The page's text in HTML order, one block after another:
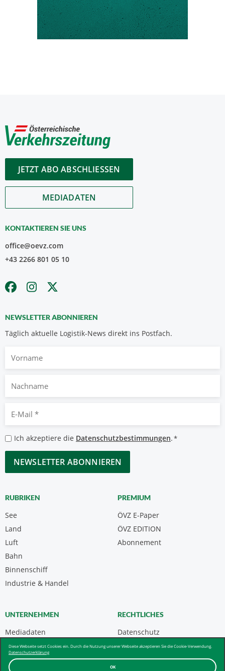
OK
Diese Webseite setzt Cookies ein. Durch die Nutzung unserer Webseite akzeptieren Sie die Cookie-Verwendung.
Datenschutzerklärung
JETZT ABO ABSCHLIESSEN
MEDIADATEN
KONTAKTIEREN SIE UNS
office@oevz.com
+43 2266 801 05 10
NEWSLETTER ABONNIEREN
Täglich aktuelle Logistik-News direkt ins Postfach.
Nachname
Mail
*
Datenschutzbestimmungen
*
Ich akzeptiere die Datenschutzbestimmungen.*
CAPTCHA
RUBRIKEN
See
Land
Luft
Bahn
Binnenschiff
Industrie & Handel
PREMIUM
ÖVZ E-Paper
Abonnement
ÖVZ EDITION
UNTERNEHMEN
Mediadaten
Kontakt
Über uns & AGB
RECHTLICHES
Datenschutz
Impressum